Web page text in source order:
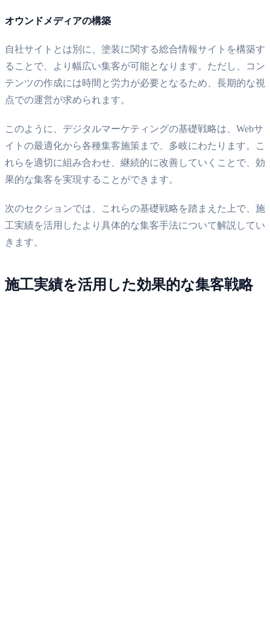
オウンドメディアの構築
自社サイトとは別に、塗装に関する総合情報サイトを構築す
ることで、より幅広い集客が可能となります。ただし、コン
テンツの作成には時間と労力が必要となるため、長期的な視
点での運営が求められます。
このように、デジタルマーケティングの基礎戦略は、Webサ
イトの最適化から各種集客施策まで、多岐にわたります。こ
れらを適切に組み合わせ、継続的に改善していくことで、効
果的な集客を実現することができます。
次のセクションでは、これらの基礎戦略を踏まえた上で、施
工実績を活用したより具体的な集客手法について解説してい
きます。
施工実績を活用した効果的な集客戦略